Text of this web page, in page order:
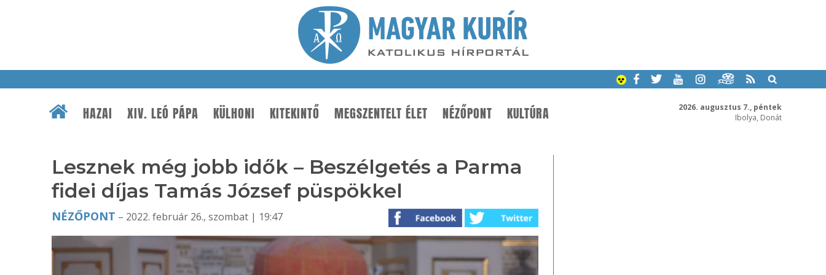
2026. augusztus 7., péntek
Ibolya, Donát
HAZAI XIV. LEÓ PÁPA KÜLHONI KITEKINTŐ MEGSZENTELT ÉLET NÉZŐPONT KULTÚRA
Lesznek még jobb idők – Beszélgetés a Parma
fidei díjas Tamás József püspökkel
NÉZŐPONT – 2022. február 26., szombat | 19:47